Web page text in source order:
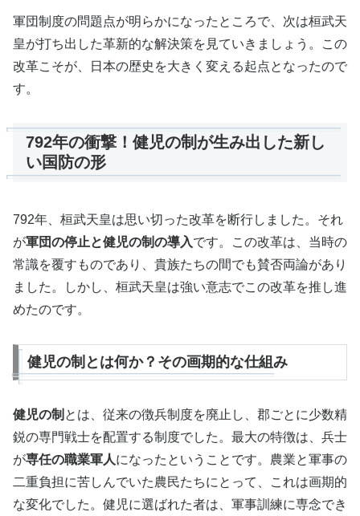
軍団制度の問題点が明らかになったところで、次は桓武天
皇が打ち出した革新的な解決策を見ていきましょう。この
改革こそが、日本の歴史を大きく変える起点となったので
す。
792年の衝撃！健児の制が生み出した新し
い国防の形
792年、桓武天皇は思い切った改革を断行しました。それ
が軍団の停止と健児の制の導入です。この改革は、当時の
常識を覆すものであり、貴族たちの間でも賛否両論があり
ました。しかし、桓武天皇は強い意志でこの改革を推し進
めたのです。
健児の制とは何か？その画期的な仕組み
健児の制 とは、従来の徴兵制度を廃止し、郡ごとに少数精
鋭の専門戦士を配置する制度でした。最大の特徴は、兵士
が専任の職業軍人になったということです。農業と軍事の
二重負担に苦しんでいた農民たちにとって、これは画期的
な変化でした。健児に選ばれた者は、軍事訓練に専念でき